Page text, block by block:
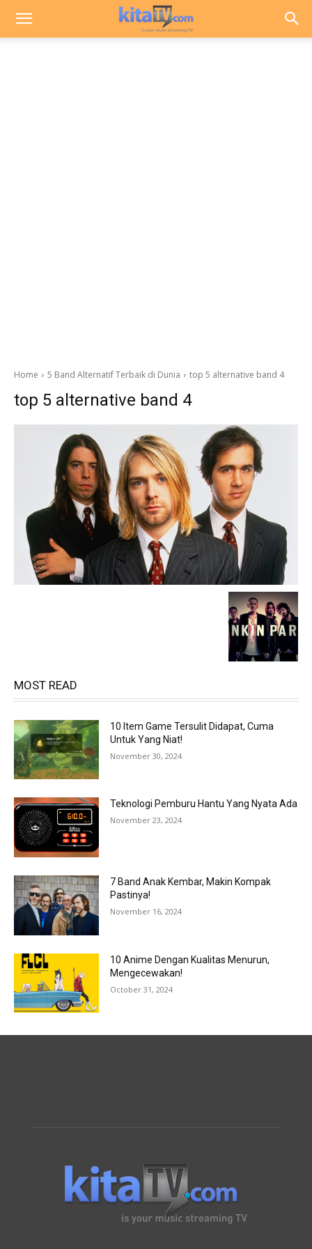
Home 5 Band Alternatif Terbaik di Dunia top 5 alternative band 4
top 5 alternative band 4
MOST READ
10 Item Game Tersulit Didapat, Cuma
Untuk Yang Niat!
November 30, 2024
Teknologi Pemburu Hantu Yang Nyata Ada
November 23, 2024
7 Band Anak Kembar, Makin Kompak
Pastinya!
November 16, 2024
10 Anime Dengan Kualitas Menurun,
Mengecewakan!
October 31, 2024